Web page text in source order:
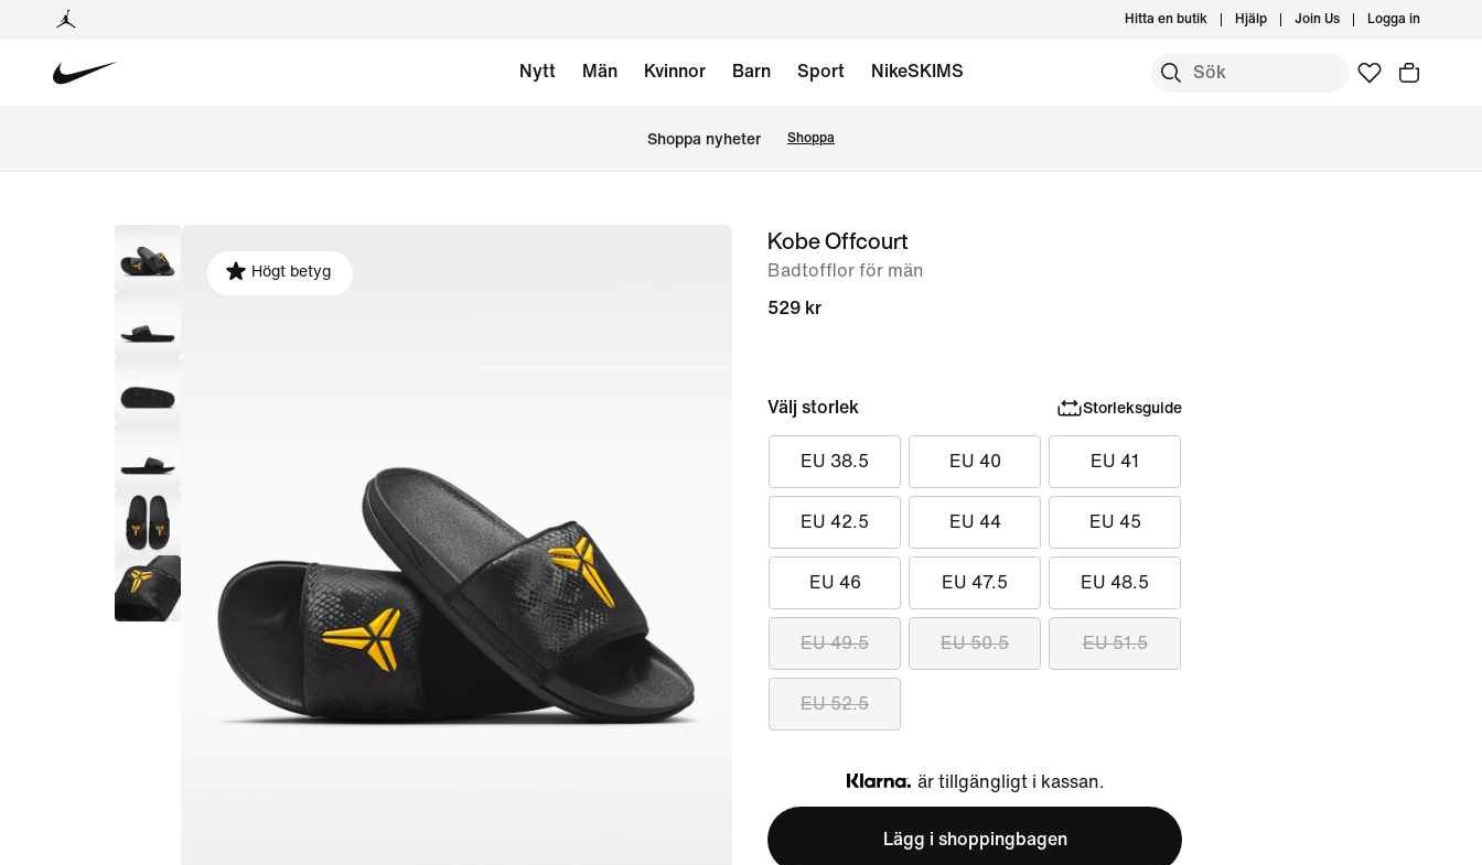
Hitta en butik Hjälp Join Us Logga in
Nytt Män Kvinnor Barn Sport NikeSKIMS
Shoppa nyheter Shoppa
Högt betyg
Kobe Offcourt
Badtofflor för män
529 kr
Välj storlek Storleksguide
EU 38.5 EU 40 EU 41
EU 42.5 EU 44 EU 45
EU 46 EU 47.5 EU 48.5
EU 49.5 EU 50.5 EU 51.5
EU 52.5
Klarna
är tillgängligt i kassan.
Lägg i shoppingbagen